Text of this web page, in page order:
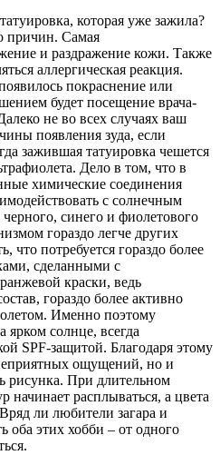
которая уже зажила?
причин. Самая
и раздражение кожи. Также
аллергическая реакция.
покраснение или
будет посещение врача-
не во всех случаях ваш
появления зуда, если
зажившая татуировка чешется
Дело в том, что в
химические соединения
с солнечным
синего и фиолетового
гораздо легче других
что потребуется гораздо более
сделанными с
краски, ведь
гораздо более активно
Именно поэтому
ярком солнце, всегда
SPF-защитой. Благодаря этому
ощущений, но и
рисунка. При длительном
начинает расплываться, а цвета
ли любители загара и
оба этих хобби – от одного